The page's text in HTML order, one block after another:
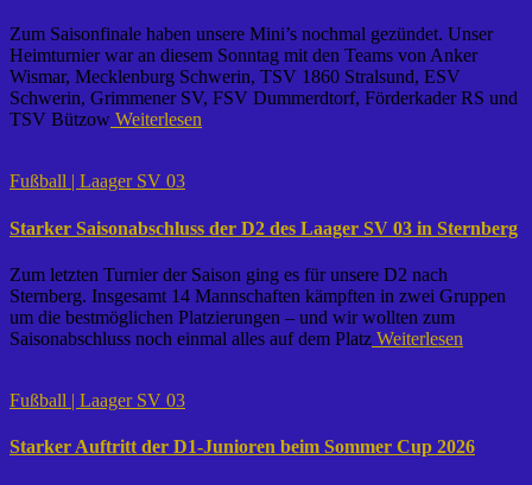
Zum Saisonfinale haben unsere Mini’s nochmal gezündet. Unser
Heimturnier war an diesem Sonntag mit den Teams von Anker
Wismar, Mecklenburg Schwerin, TSV 1860 Stralsund, ESV
Schwerin, Grimmener SV, FSV Dummerdtorf, Förderkader RS und
TSV Bützow Weiterlesen
Fußball | Laager SV 03
Starker Saisonabschluss der D2 des Laager SV 03 in Sternberg
Zum letzten Turnier der Saison ging es für unsere D2 nach
Sternberg. Insgesamt 14 Mannschaften kämpften in zwei Gruppen
um die bestmöglichen Platzierungen – und wir wollten zum
Saisonabschluss noch einmal alles auf dem Platz Weiterlesen
Fußball | Laager SV 03
Starker Auftritt der D1-Junioren beim Sommer Cup 2026